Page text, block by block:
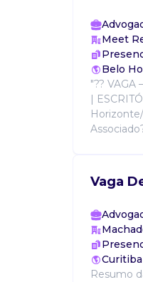
Meet
Belo
"??
|
Vaga
Resumo